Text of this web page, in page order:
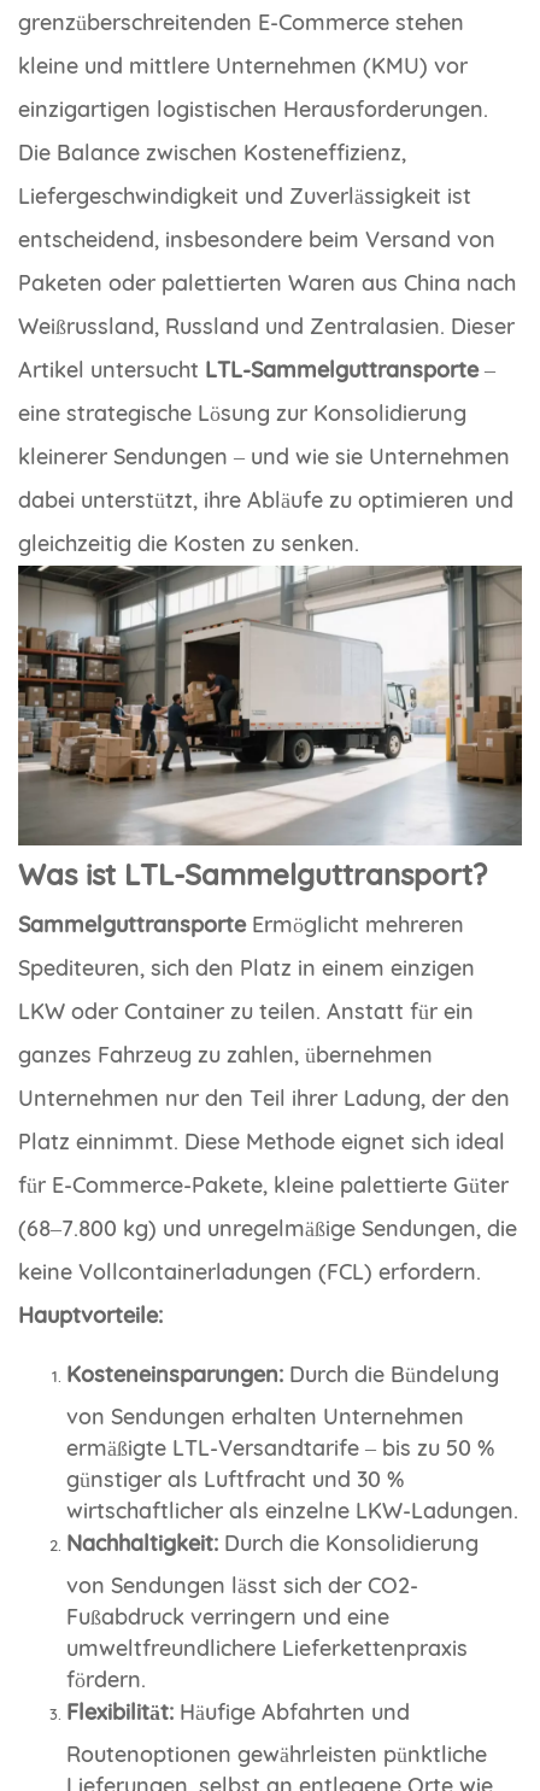
grenzüberschreitenden E-Commerce stehen
kleine und mittlere Unternehmen (KMU) vor
einzigartigen logistischen Herausforderungen.
Die Balance zwischen Kosteneffizienz,
Liefergeschwindigkeit und Zuverlässigkeit ist
entscheidend, insbesondere beim Versand von
Paketen oder palettierten Waren aus China nach
Weißrussland, Russland und Zentralasien. Dieser
Artikel untersucht LTL-Sammelguttransporte–
eine strategische Lösung zur Konsolidierung
kleinerer Sendungen – und wie sie Unternehmen
dabei unterstützt, ihre Abläufe zu optimieren und
gleichzeitig die Kosten zu senken.
Was ist LTL-Sammelguttransport?
SammelguttransporteErmöglicht mehreren
Spediteuren, sich den Platz in einem einzigen
LKW oder Container zu teilen. Anstatt für ein
ganzes Fahrzeug zu zahlen, übernehmen
Unternehmen nur den Teil ihrer Ladung, der den
Platz einnimmt. Diese Methode eignet sich ideal
für E-Commerce-Pakete, kleine palettierte Güter
(68–7.800 kg) und unregelmäßige Sendungen, die
keine Vollcontainerladungen (FCL) erfordern.
Hauptvorteile:
Kosteneinsparungen: Durch die Bündelung
von Sendungen erhalten Unternehmen
ermäßigte LTL-Versandtarife – bis zu 50 %
günstiger als Luftfracht und 30 %
wirtschaftlicher als einzelne LKW-Ladungen.
Nachhaltigkeit: Durch die Konsolidierung
von Sendungen lässt sich der CO2-
Fußabdruck verringern und eine
umweltfreundlichere Lieferkettenpraxis
fördern.
Flexibilität: Häufige Abfahrten und
Routenoptionen gewährleisten pünktliche
Lieferungen, selbst an entlegene Orte wie